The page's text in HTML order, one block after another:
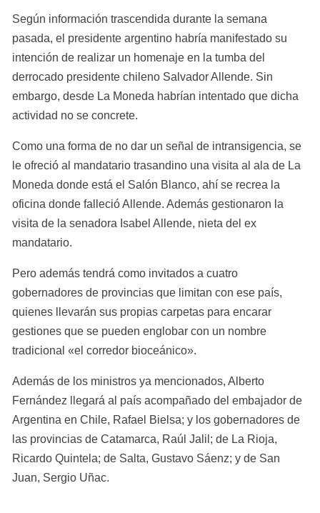
Según información trascendida durante la semana
pasada, el presidente argentino habría manifestado su
intención de realizar un homenaje en la tumba del
derrocado presidente chileno Salvador Allende. Sin
embargo, desde La Moneda habrían intentado que dicha
actividad no se concrete.
Como una forma de no dar un señal de intransigencia, se
le ofreció al mandatario trasandino una visita al ala de La
Moneda donde está el Salón Blanco, ahí se recrea la
oficina donde falleció Allende. Además gestionaron la
visita de la senadora Isabel Allende, nieta del ex
mandatario.
Pero además tendrá como invitados a cuatro
gobernadores de provincias que limitan con ese país,
quienes llevarán sus propias carpetas para encarar
gestiones que se pueden englobar con un nombre
tradicional «el corredor bioceánico».
Además de los ministros ya mencionados, Alberto
Fernández llegará al país acompañado del embajador de
Argentina en Chile, Rafael Bielsa; y los gobernadores de
las provincias de Catamarca, Raúl Jalil; de La Rioja,
Ricardo Quintela; de Salta, Gustavo Sáenz; y de San
Juan, Sergio Uñac.